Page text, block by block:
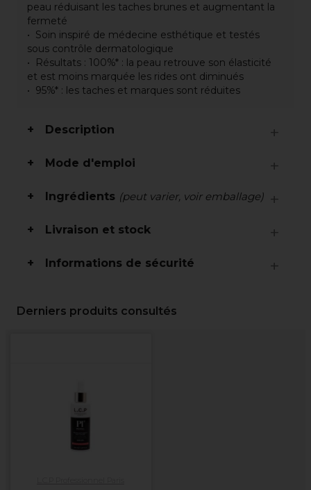
peau réduisant les taches brunes et augmentant la
fermeté
Soin inspiré de médecine esthétique et testés
sous contrôle dermatologique
Résultats : 100%* : la peau retrouve son élasticité
et est moins marquée les rides ont diminués
95%* : les taches et marques sont réduites
Description
Mode d'emploi
Ingrédients (peut varier, voir emballage)
Livraison et stock
Informations de sécurité
Derniers produits consultés